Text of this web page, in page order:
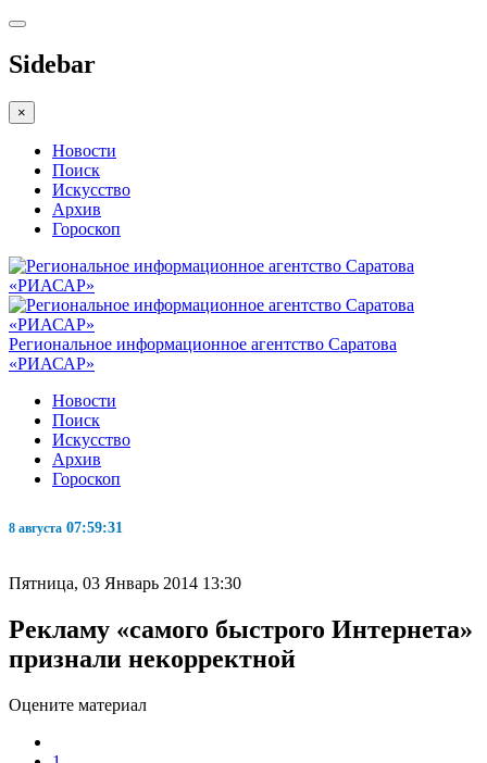
Sidebar
×
Новости
Поиск
Искусство
Архив
Гороскоп
Региональное информационное агентство Саратова
«РИАСАР»
Новости
Поиск
Искусство
Архив
Гороскоп
8 августа 07:59:31
Пятница, 03 Январь 2014 13:30
Рекламу «самого быстрого Интернета»
признали некорректной
Оцените материал